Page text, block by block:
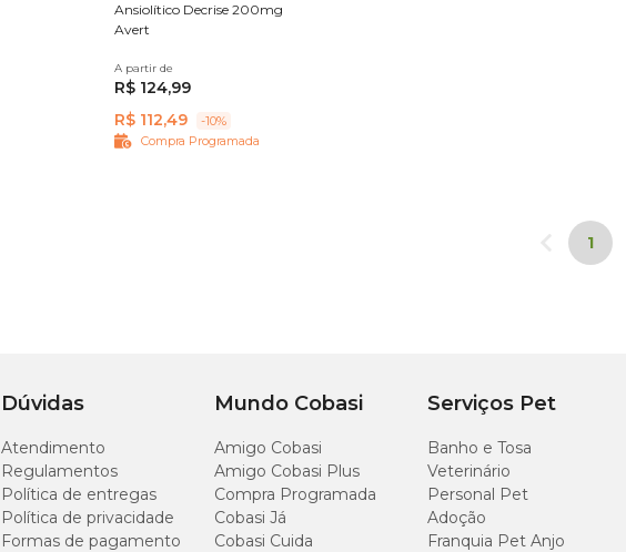
Ansiolítico Decrise 200mg
Avert
30 comprimidos
A partir de
R$ 124,99
R$ 112,49
-10%
Compra Programada
1
Dúvidas
Atendimento
Regulamentos
Política de entregas
Política de privacidade
Formas de pagamento
Mundo Cobasi
Amigo Cobasi
Amigo Cobasi Plus
Compra Programada
Cobasi Já
Cobasi Cuida
Serviços Pet
Banho e Tosa
Veterinário
Personal Pet
Adoção
Franquia Pet Anjo